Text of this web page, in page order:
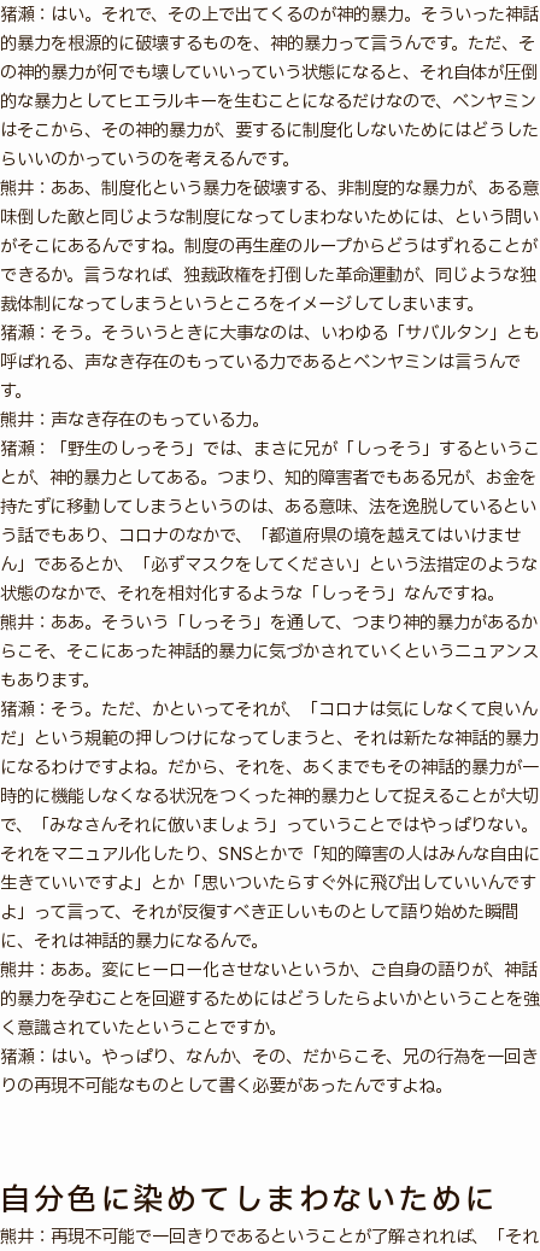
猪瀬：はい。それで、その上で出てくるのが神的暴力。そういった神話
的暴力を根源的に破壊するものを、神的暴力って言うんです。ただ、そ
の神的暴力が何でも壊していいっていう状態になると、それ自体が圧倒
的な暴力としてヒエラルキーを生むことになるだけなので、ベンヤミン
はそこから、その神的暴力が、要するに制度化しないためにはどうした
らいいのかっていうのを考えるんです。
熊井：ああ、制度化という暴力を破壊する、非制度的な暴力が、ある意
味倒した敵と同じような制度になってしまわないためには、という問い
がそこにあるんですね。制度の再生産のループからどうはずれることが
できるか。言うなれば、独裁政権を打倒した革命運動が、同じような独
裁体制になってしまうというところをイメージしてしまいます。
猪瀬：そう。そういうときに大事なのは、いわゆる「サバルタン」とも
呼ばれる、声なき存在のもっている力であるとベンヤミンは言うんで
す。
熊井：声なき存在のもっている力。
猪瀬：「野生のしっそう」では、まさに兄が「しっそう」するというこ
とが、神的暴力としてある。つまり、知的障害者でもある兄が、お金を
持たずに移動してしまうというのは、ある意味、法を逸脱しているとい
う話でもあり、コロナのなかで、「都道府県の境を越えてはいけませ
ん」であるとか、「必ずマスクをしてください」という法措定のような
状態のなかで、それを相対化するような「しっそう」なんですね。
熊井：ああ。そういう「しっそう」を通して、つまり神的暴力があるか
らこそ、そこにあった神話的暴力に気づかされていくというニュアンス
もあります。
猪瀬：そう。ただ、かといってそれが、「コロナは気にしなくて良いん
だ」という規範の押しつけになってしまうと、それは新たな神話的暴力
になるわけですよね。だから、それを、あくまでもその神話的暴力が一
時的に機能しなくなる状況をつくった神的暴力として捉えることが大切
で、「みなさんそれに倣いましょう」っていうことではやっぱりない。
それをマニュアル化したり、SNSとかで「知的障害の人はみんな自由に
生きていいですよ」とか「思いついたらすぐ外に飛び出していいんです
よ」って言って、それが反復すべき正しいものとして語り始めた瞬間
に、それは神話的暴力になるんで。
熊井：ああ。変にヒーロー化させないというか、ご自身の語りが、神話
的暴力を孕むことを回避するためにはどうしたらよいかということを強
く意識されていたということですか。
猪瀬：はい。やっぱり、なんか、その、だからこそ、兄の行為を一回き
りの再現不可能なものとして書く必要があったんですよね。
自分色に染めてしまわないために
熊井：再現不可能で一回きりであるということが了解されれば、「それ